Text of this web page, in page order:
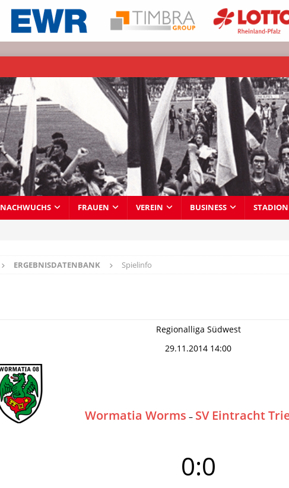
NACHWUCHS FRAUEN VEREIN BUSINESS STADION
ERGEBNISDATENBANK Spielinfo
Regionalliga Südwest
29.11.2014 14:00
Wormatia Worms – SV Eintracht
0:0